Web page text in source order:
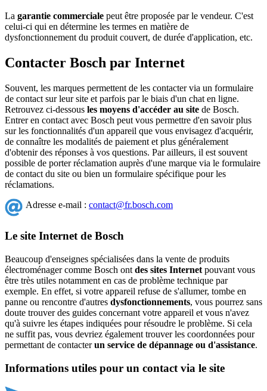
La garantie commerciale peut être proposée par le vendeur. C'est
celui-ci qui en détermine les termes en matière de
dysfonctionnement du produit couvert, de durée d'application, etc.
Contacter Bosch par Internet
Souvent, les marques permettent de les contacter via un formulaire
de contact sur leur site et parfois par le biais d'un chat en ligne.
Retrouvez ci-dessous les moyens d'accéder au site de Bosch.
Entrer en contact avec Bosch peut vous permettre d'en savoir plus
sur les fonctionnalités d'un appareil que vous envisagez d'acquérir,
de connaître les modalités de paiement et plus généralement
d'obtenir des réponses à vos questions. Par ailleurs, il est souvent
possible de porter réclamation auprès d'une marque via le formulaire
de contact du site ou bien un formulaire spécifique pour les
réclamations.
Adresse e-mail : contact@fr.bosch.com
Le site Internet de Bosch
Beaucoup d'enseignes spécialisées dans la vente de produits
électroménager comme Bosch ont des sites Internet pouvant vous
être très utiles notamment en cas de problème technique par
exemple. En effet, si votre appareil refuse de s'allumer, tombe en
panne ou rencontre d'autres dysfonctionnements, vous pourrez sans
doute trouver des guides concernant votre appareil et vous n'avez
qu'à suivre les étapes indiquées pour résoudre le problème. Si cela
ne suffit pas, vous devriez également trouver les coordonnées pour
permettant de contacterun service de dépannage ou d'assistance.
Informations utiles pour un contact via le site